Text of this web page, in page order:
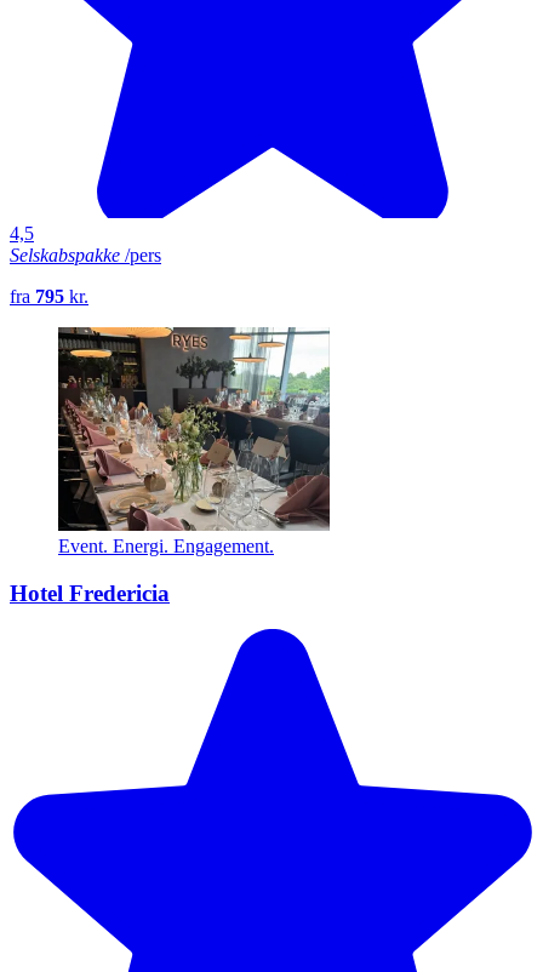
4,5
Selskabspakke /pers
fra 795 kr.
Event. Energi. Engagement.
Hotel Fredericia